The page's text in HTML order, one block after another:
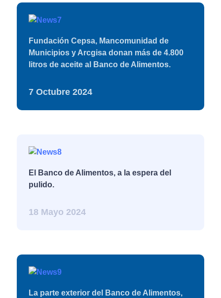
Fundación Cepsa, Mancomunidad de
Municipios y Arcgisa donan más de 4.800
litros de aceite al Banco de Alimentos.
7 Octubre 2024
El Banco de Alimentos, a la espera del
pulido.
18 Mayo 2024
La parte exterior del Banco de Alimentos,